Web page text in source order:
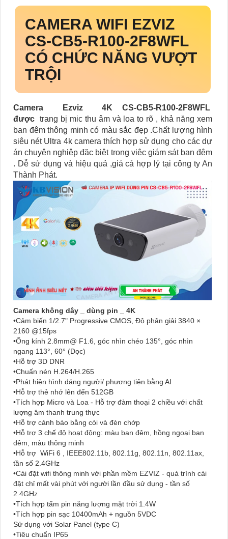
CAMERA WIFI EZVIZ
CS-CB5-R100-2F8WFL
CÓ CHỨC NĂNG VƯỢT
TRỘI
Camera Ezviz 4K CS-CB5-R100-2F8WFL
được trang bị mic thu âm và loa to rõ , khả năng xem
ban đêm thông minh có màu sắc đẹp .Chất lượng hình
siêu nét Ultra 4k camera thích hợp sử dụng cho các dự
án chuyên nghiệp đặc biệt trong việc giám sát ban đêm
. Dễ sử dụng và hiệu quả ,giá cả hợp lý tại công ty An
Thành Phát.
Camera không dây _ dùng pin _ 4K
•Cảm biến 1/2.7" Progressive CMOS, Độ phân giải 3840 ×
2160 @15fps
•Ống kính 2.8mm@ F1.6, góc nhìn chéo 135°, góc nhìn
ngang 113°, 60° (Dọc)
•Hỗ trợ 3D DNR
•Chuấn nén H.264/H.265
•Phát hiện hình dáng người/ phương tiện bằng AI
•Hỗ trợ thẻ nhớ lên đến 512GB
•Tích hợp Micro và Loa - Hỗ trợ đàm thoại 2 chiều với chất
lượng âm thanh trung thực
•Hỗ trợ cảnh báo bằng còi và đèn chớp
•Hỗ trợ 3 chế độ hoạt động: màu ban đêm, hồng ngoại ban
đêm, màu thông minh
•Hỗ trợ WiFi 6 , IEEE802.11b, 802.11g, 802.11n, 802.11ax,
tần số 2.4GHz
•Cài đặt wifi thông minh với phần mềm EZVIZ - quá trình cài
đặt chỉ mất vài phút với người lần đầu sử dụng - tần số
2.4GHz
•Tích hợp tấm pin năng lượng mặt trời 1.4W
•Tích hợp pin sạc 10400mAh + nguồn 5VDC
Sử dụng với Solar Panel (type C)
•Tiêu chuẩn IP65